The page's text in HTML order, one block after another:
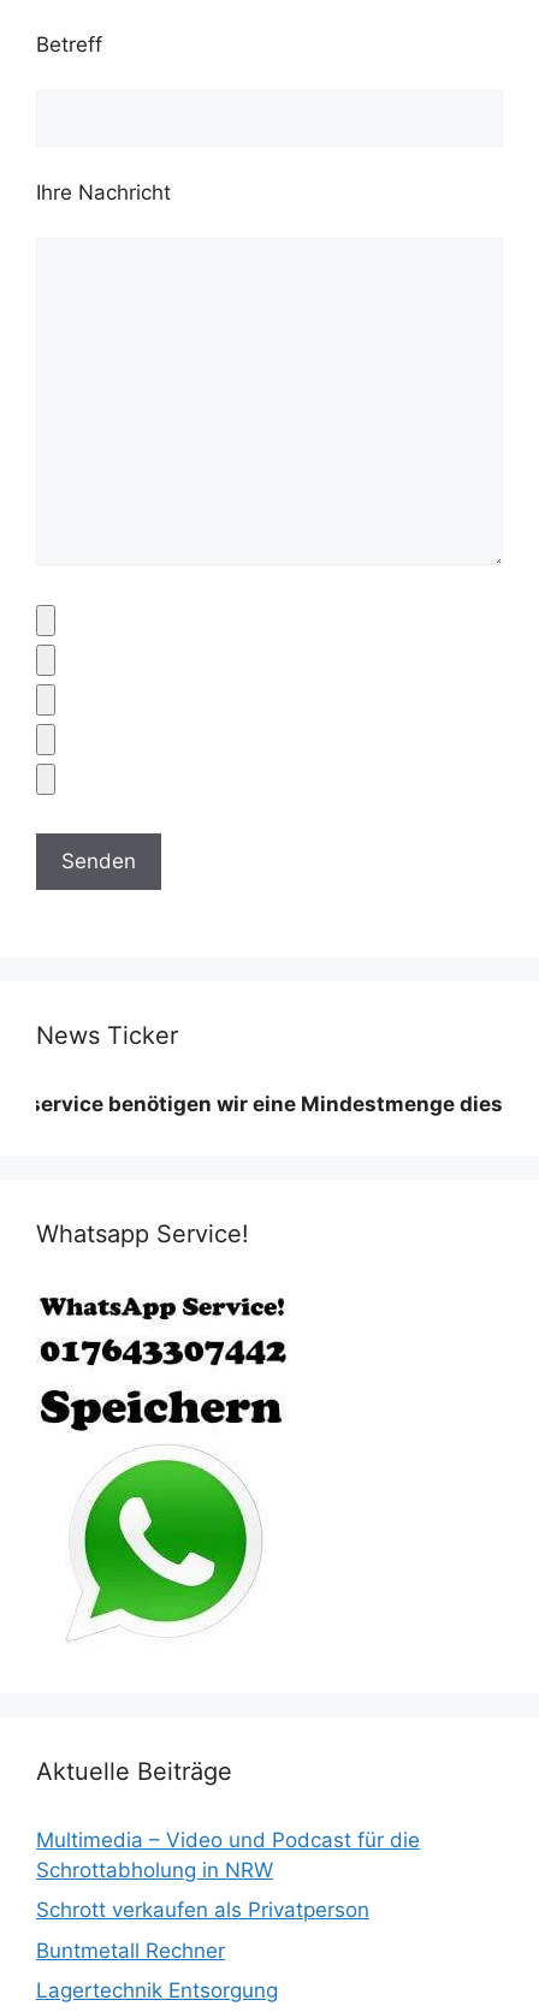
Betreff
Ihre Nachricht
News Ticker
benötigen wir eine Mindestmenge diese
Whatsapp Service!
Aktuelle Beiträge
Multimedia – Video und Podcast für die
Schrottabholung in NRW
Schrott verkaufen als Privatperson
Buntmetall Rechner
Lagertechnik Entsorgung